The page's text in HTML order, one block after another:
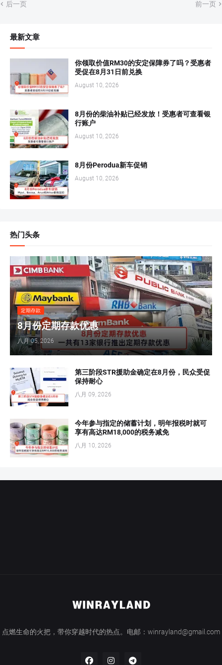
后一页 前一页
最新文章
你领取价值RM30的安定保障券了吗？受惠者
受促在8月31日前兑换
August 10, 2026
8月份的柴油补贴已经发放！受惠者可查看银
行账户
August 10, 2026
8月份Perodua新车促销
August 10, 2026
热门头条
定期存款
8月份定期存款优惠
八月 05, 2026
第三阶段STR援助金确定在8月份，民众受促
保持耐心
八月 09, 2026
今年参与指定的储蓄计划，明年报税时就可
享有高达RM18,000的税务减免
八月 10, 2026
点燃生命的火把，带你穿越时代的热点。电邮：winrayland@gmail.com